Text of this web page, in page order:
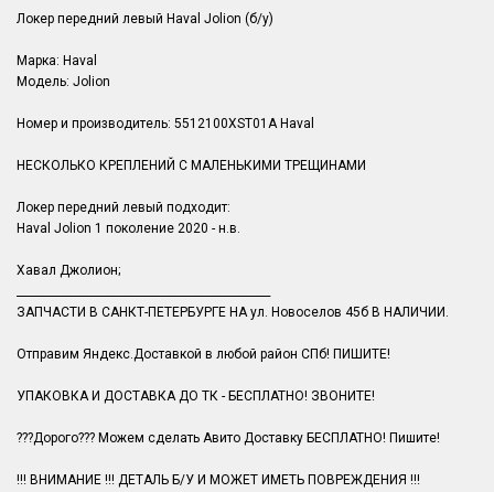
Локер передний левый Haval Jolion (б/у)
Марка: Haval
Модель: Jolion
Номер и производитель: 5512100XST01A Haval
НЕСКОЛЬКО КРЕПЛЕНИЙ С МАЛЕНЬКИМИ ТРЕЩИНАМИ
Локер передний левый подходит:
Haval Jolion 1 поколение 2020 - н.в.
Хавал Джолион;
ЗАПЧАСТИ В САНКТ-ПЕТЕРБУРГЕ НА ул. Новоселов 45б В НАЛИЧИИ.
Отправим Яндекс.Доставкой в любой район СПб! ПИШИТЕ!
УПАКОВКА И ДОСТАВКА ДО ТК - БЕСПЛАТНО! ЗВОНИТЕ!
???Дорого??? Можем сделать Авито Доставку БЕСПЛАТНО! Пишите!
!!! ВНИМАНИЕ !!! ДЕТАЛЬ Б/У И МОЖЕТ ИМЕТЬ ПОВРЕЖДЕНИЯ !!!